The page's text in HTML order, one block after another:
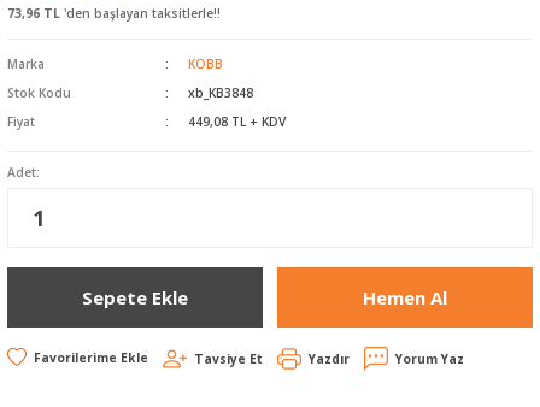
73,96 TL 'den başlayan taksitlerle!!
Marka
KOBB
Stok Kodu
xb_KB3848
Fiyat
449,08 TL + KDV
Adet:
Sepete Ekle Hemen Al
Tavsiye Et Yazdır Yorum Yaz